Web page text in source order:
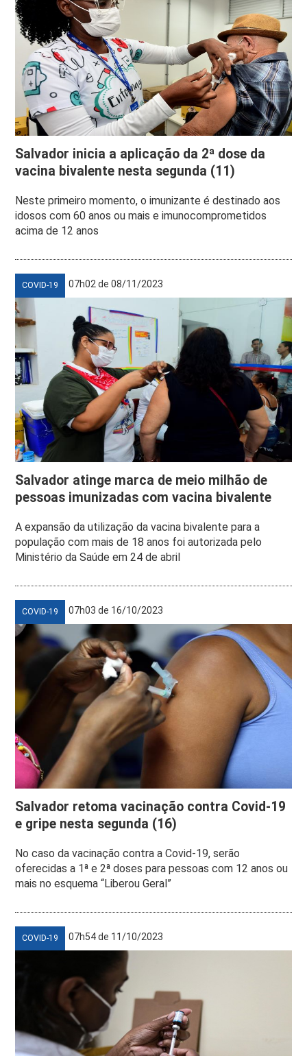
Salvador inicia a aplicação da 2ª dose da
vacina bivalente nesta segunda (11)
Neste primeiro momento, o imunizante é destinado aos
idosos com 60 anos ou mais e imunocomprometidos
acima de 12 anos
COVID-19 07h02 de 08/11/2023
Salvador atinge marca de meio milhão de
pessoas imunizadas com vacina bivalente
A expansão da utilização da vacina bivalente para a
população com mais de 18 anos foi autorizada pelo
Ministério da Saúde em 24 de abril
COVID-19 07h03 de 16/10/2023
Salvador retoma vacinação contra Covid-19
e gripe nesta segunda (16)
No caso da vacinação contra a Covid-19, serão
oferecidas a 1ª e 2ª doses para pessoas com 12 anos ou
mais no esquema “Liberou Geral”
COVID-19 07h54 de 11/10/2023